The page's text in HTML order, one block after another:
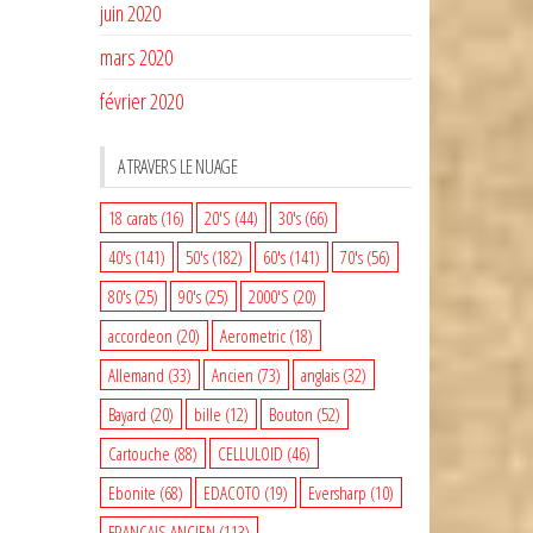
juin 2020
mars 2020
février 2020
A TRAVERS LE NUAGE
18 carats(16) 20'S (44) 30's(66)
40's(141) 50's(182) 60's(141) 70's(56)
80's(25) 90's(25) 2000'S (20)
accordeon (20) Aerometric(18)
Allemand (33) Ancien (73) anglais(32)
Bayard (20) bille (12) Bouton (52)
Cartouche (88) CELLULOID (46)
Ebonite (68) EDACOTO (19) Eversharp (10)